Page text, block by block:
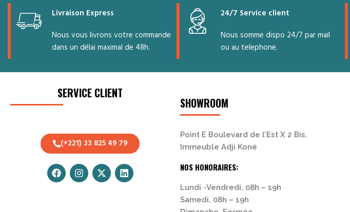
Livraison Express
Nous vous livrons votre commande
dans un délai maximal de 48h.
24/7 Service client
Nous somme dispo 24/7 par mail
ou au telephone.
SERVICE CLIENT
(+221) 33 825 49 79
SHOWROOM
Point E Boulevard de l’Est X 2 Bis,
Immeuble Adji Koné
NOS HONORAIRES:
Lundi -Vendredi, 08h – 19h
Samedi, 08h – 19h